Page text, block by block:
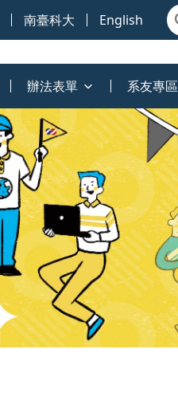
南臺科大 English
辦法表單 系友專區